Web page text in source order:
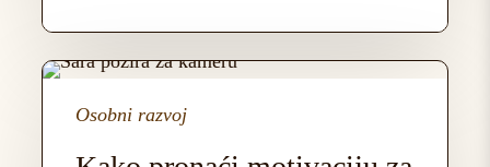
priče
Kako
pronaći
Osobni razvoj